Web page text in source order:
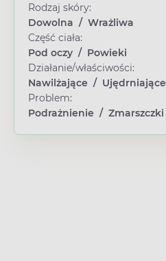
Rodzaj skóry:
Dowolna / Wrażliwa
Część ciała:
Pod oczy / Powieki
Działanie/właściwości:
Nawilżające / Ujędrniające
Problem:
Podrażnienie / Zmarszczki